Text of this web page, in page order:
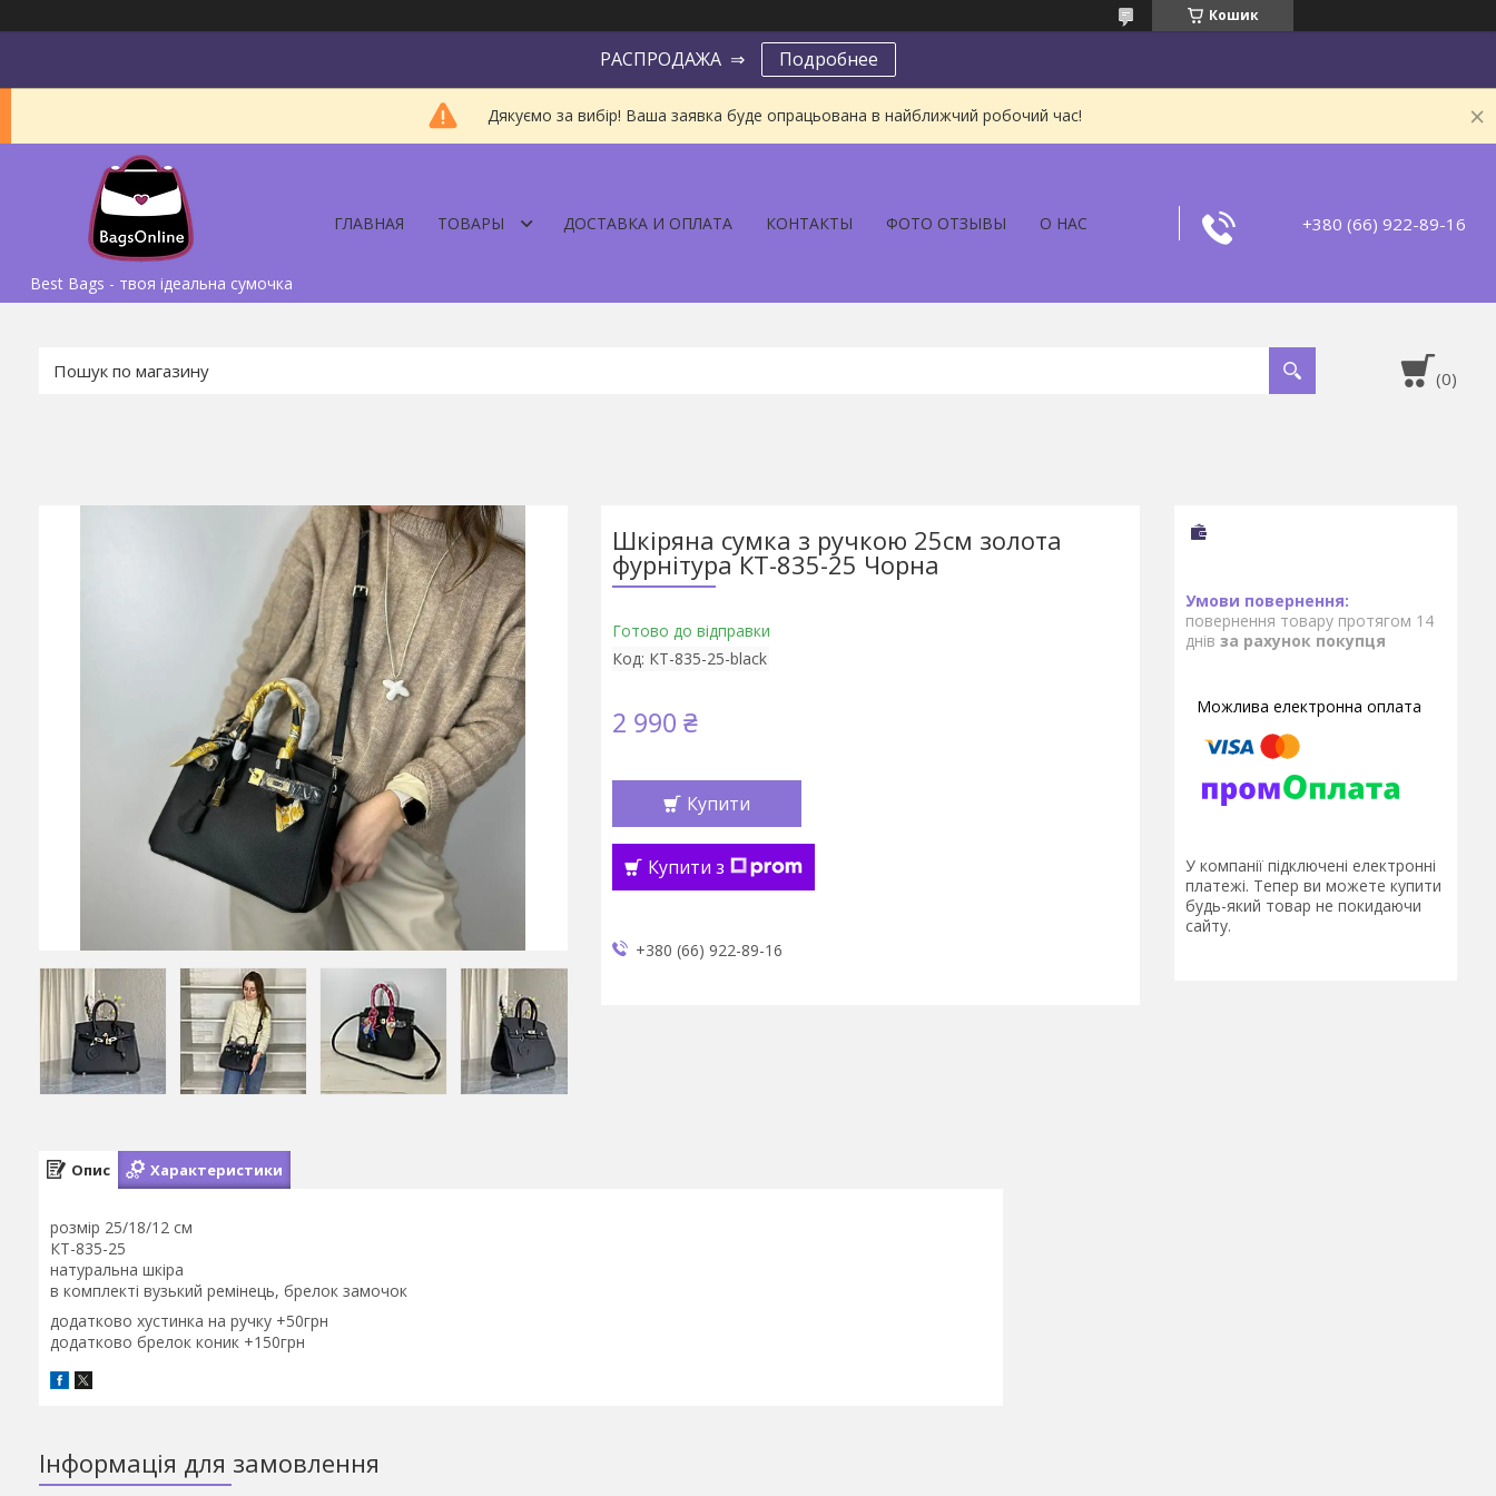
Кошик
РАСПРОДАЖА ⇒ Подробнее
Дякуємо за вибір! Ваша заявка буде опрацьована в найближчий робочий час!
Best Bags - твоя ідеальна сумочка
ГЛАВНАЯ ТОВАРЫ ДОСТАВКА И ОПЛАТА КОНТАКТЫ ФОТО ОТЗЫВЫ О НАС +380 (66) 922-89-16
Шкіряна сумка з ручкою 25см золота
фурнітура КТ-835-25 Чорна
Готово до відправки
Код: КТ-835-25-black
2 990 ₴
Купити
Купити з
+380 (66) 922-89-16
повернення товару протягом 14
днів за рахунок покупця
У компанії підключені електронні
платежі. Тепер ви можете купити
будь-який товар не покидаючи
сайту.
Опис Характеристики
розмір 25/18/12 см
КТ-835-25
натуральна шкіра
в комплекті вузький ремінець, брелок замочок
додатково хустинка на ручку +50грн
додатково брелок коник +150грн
Інформація для замовлення